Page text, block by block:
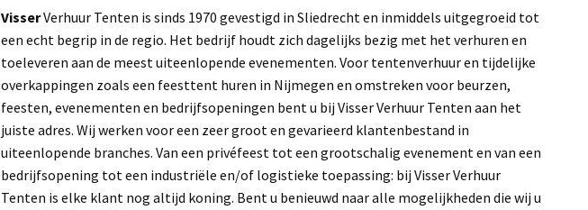
VisserVerhuur Tenten is sinds 1970 gevestigd in Sliedrecht en inmiddels uitgegroeid tot
een echt begrip in de regio. Het bedrijf houdt zich dagelijks bezig met het verhuren en
toeleveren aan de meest uiteenlopende evenementen. Voor tentenverhuur en tijdelijke
overkappingen zoals een feesttent huren in Nijmegen en omstreken voor beurzen,
feesten, evenementen en bedrijfsopeningen bent u bij Visser Verhuur Tenten aan het
juiste adres. Wij werken voor een zeer groot en gevarieerd klantenbestand in
uiteenlopende branches. Van een privéfeest tot een grootschalig evenement en van een
bedrijfsopening tot een industriële en/of logistieke toepassing: bij Visser Verhuur
Tenten is elke klant nog altijd koning. Bent u benieuwd naar alle mogelijkheden die wij u